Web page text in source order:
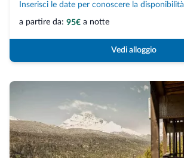
Inserisci le date per conoscere la disponibilità
a partire da: 95€ a notte
Vedi alloggio